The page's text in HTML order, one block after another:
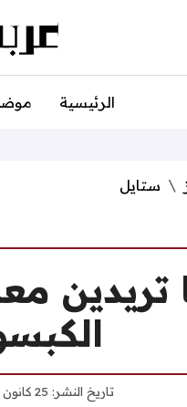
الرئيسية
ستايل
تريدين
تاريخ النشر: 25 كانون الثاني, 2025